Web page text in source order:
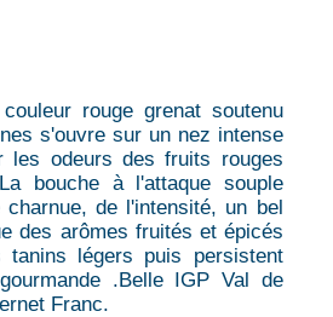
rouge grenat soutenu
s'ouvre sur un nez intense
les odeurs des fruits rouges
bouche à l'attaque souple
de l'intensité, un bel
des arômes fruités et épicés
tanins légers puis persistent
.Belle IGP Val de
Franc.